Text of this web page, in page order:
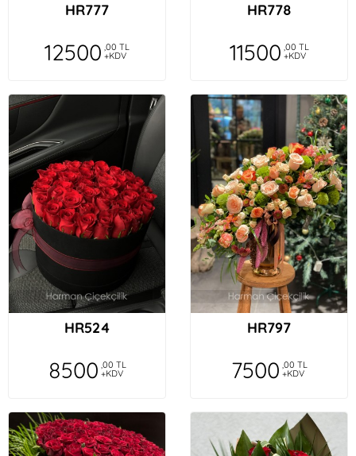
HR777
12500 ,00 TL
+KDV
HR778
11500 ,00 TL
+KDV
HR524
8500 ,00 TL
+KDV
HR797
7500 ,00 TL
+KDV